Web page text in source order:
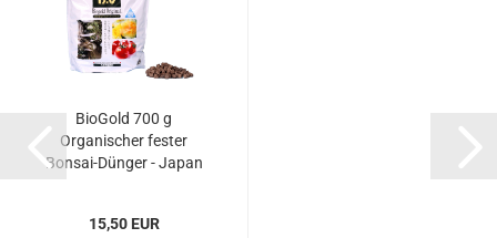
BioGold 700 g
Organischer fester
Bonsai-Dünger - Japan
15,50 EUR